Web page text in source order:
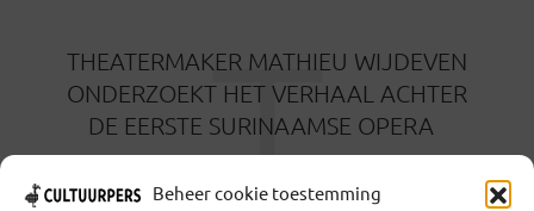
Beheer cookie toestemming
THEATERMAKER MATHIEU WIJDEVEN
ONDERZOEKT HET VERHAAL ACHTER
DE EERSTE SURINAAMSE OPERA
T